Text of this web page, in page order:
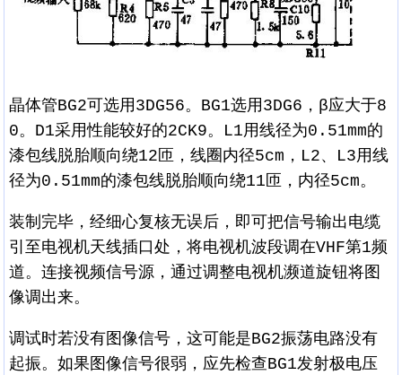
晶体管BG2可选用3DG56。BG1选用3DG6，β应大于8
0。D1采用性能较好的2CK9。L1用线径为0.51mm的
漆包线脱胎顺向绕12匝，线圈内径5cm，L2、L3用线
径为0.51mm的漆包线脱胎顺向绕11匝，内径5cm。
装制完毕，经细心复核无误后，即可把信号输出电缆
引至电视机天线插口处，将电视机波段调在VHF第1频
道。连接视频信号源，通过调整电视机濒道旋钮将图
像调出来。
调试时若没有图像信号，这可能是BG2振荡电路没有
起振。如果图像信号很弱，应先检查BG1发射极电压